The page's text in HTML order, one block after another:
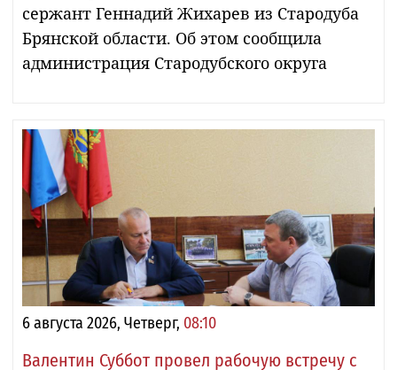
сержант Геннадий Жихарев из Стародуба
Брянской области. Об этом сообщила
администрация Стародубского округа
6 августа 2026, Четверг, 08:10
Валентин Суббот провел рабочую встречу с